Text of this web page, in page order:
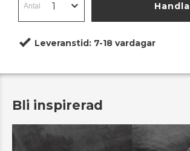
Handla
Leveranstid: 7-18 vardagar
Bli inspirerad